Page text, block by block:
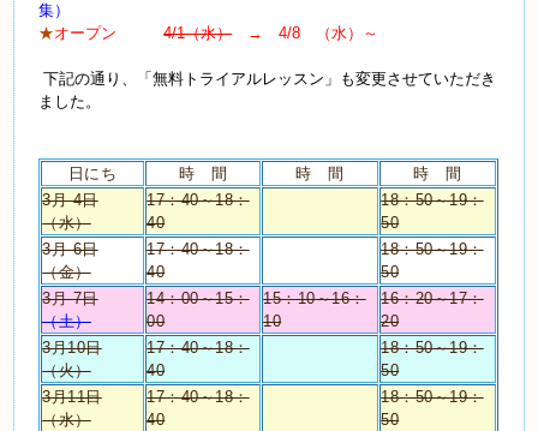
集）
★オープン4/1（水）→ 4/8 （水）～
下記の通り、「無料トライアルレッスン」も変更させていただき
ました。
日にち 時 間 時 間
時 間
3月 4日
（水）
17：40～18：
40
18：50～19：
50
3月 6日
（金）
17：40～18：
40
18：50～19：
50
3月 7日
（土）
14：00～15：
00
15：10～16：
10
16：20～17：
20
3月10日
（火）
17：40～18：
40
18：50～19：
50
3月11日
（水）
17：40～18：
40
18：50～19：
50